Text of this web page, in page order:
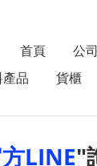
首頁 公
品
貨櫃
LINE"